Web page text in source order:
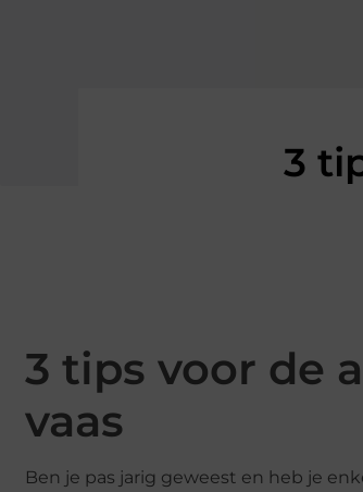
3
3 tips voor de
vaas
Ben je pas jarig geweest en heb je